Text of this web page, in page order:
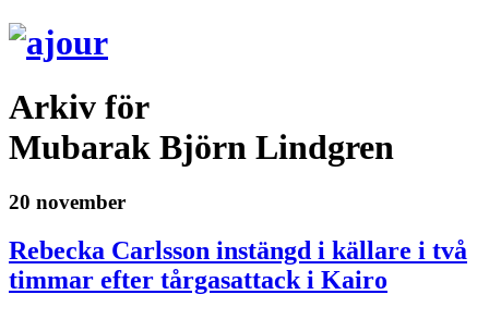
Arkiv för
Mubarak Björn Lindgren
20 november
Rebecka Carlsson instängd i källare i två
timmar efter tårgasattack i Kairo